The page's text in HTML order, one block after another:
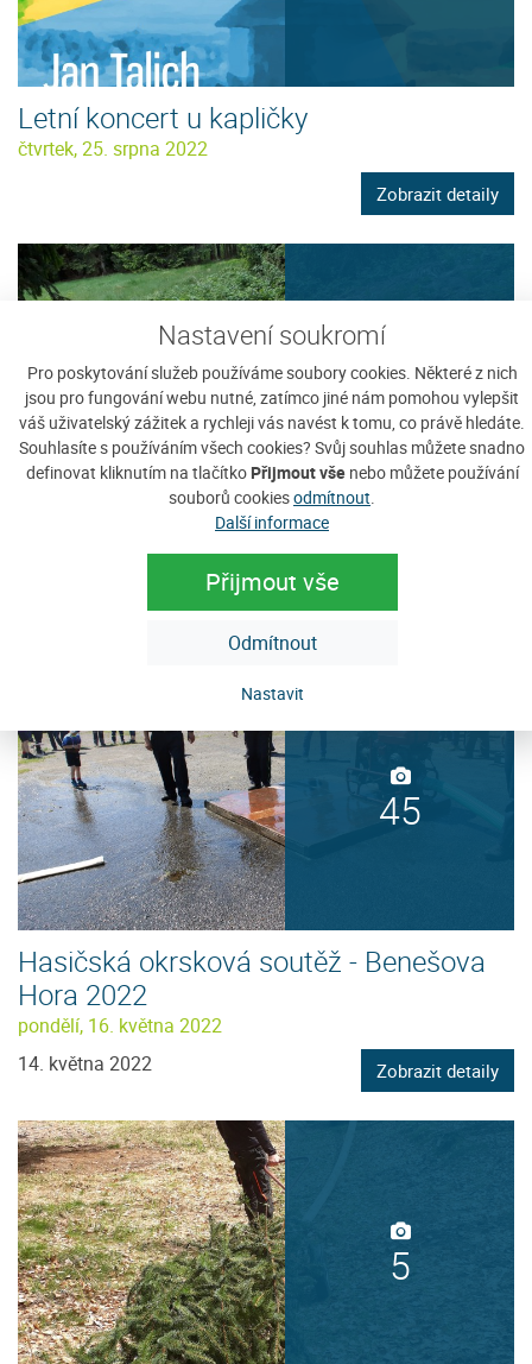
Nastavení soukromí
Pro poskytování služeb používáme soubory cookies. Některé z nich
jsou pro fungování webu nutné, zatímco jiné nám pomohou vylepšit
váš uživatelský zážitek a rychleji vás navést k tomu, co právě hledáte.
Souhlasíte s používáním všech cookies? Svůj souhlas můžete snadno
definovat kliknutím na tlačítko Přijmout všenebo můžete používání
souborů cookiesodmítnout.
Další informace
Přijmout vše
Odmítnout
Nastavit
Letní koncert u kapličky
čtvrtek, 25. srpna 2022
Zobrazit detaily
4
Přístřešek u kapličky - hříbek
Zobrazit detaily
45
Hasičská okrsková soutěž - Benešova
Hora 2022
pondělí, 16. května 2022
14. května 2022
Zobrazit detaily
5